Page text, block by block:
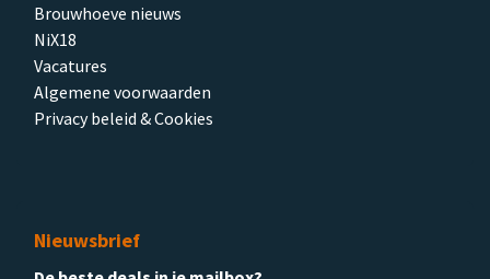
Brouwhoeve nieuws
NiX18
Vacatures
Algemene voorwaarden
Privacy beleid & Cookies
Nieuwsbrief